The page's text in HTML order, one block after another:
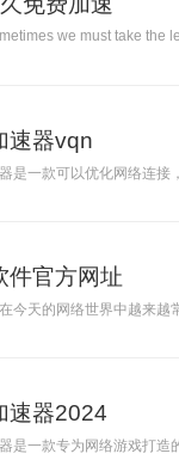
we must take
速器vqn
是一款可以优化网络连接
件官方网址
今天的网络世界中越来
速器2024
是一款专为网络游戏打